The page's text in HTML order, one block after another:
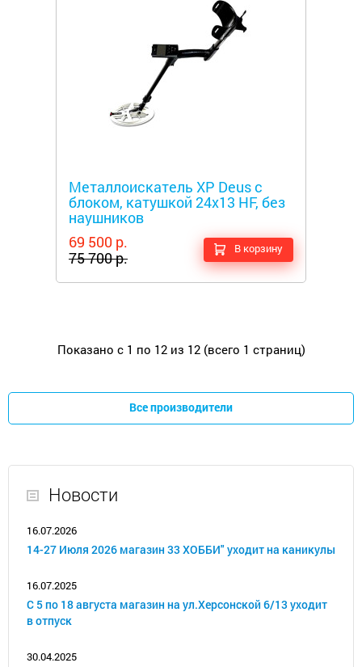
Металлоискатель XP Deus с
блоком, катушкой 24x13 HF, без
наушников
69 500 р.
75 700 р.
В корзину
Показано с 1 по 12 из 12 (всего 1 страниц)
Все производители
Новости
16.07.2026
14-27 Июля 2026 магазин 33 ХОББИ" уходит на каникулы
16.07.2025
С 5 по 18 августа магазин на ул.Херсонской 6/13 уходит
в отпуск
30.04.2025